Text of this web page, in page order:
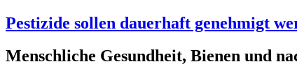
Pestizide sollen dauerhaft genehmigt
Menschliche Gesundheit, Bienen und